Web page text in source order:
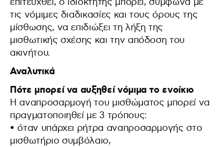
τις νόμιμες διαδικασίες και τους όρους της
μίσθωσης, να επιδιώξει τη λήξη της
μισθωτικής σχέσης και την απόδοση του
ακινήτου.
Αναλυτικά
Πότε μπορεί να αυξηθεί νόμιμα το ενοίκιο
Η αναπροσαρμογή του μισθώματος μπορεί να
πραγματοποιηθεί με 3 τρόπους:
• όταν υπάρχει ρήτρα αναπροσαρμογής στο
μισθωτήριο συμβόλαιο,